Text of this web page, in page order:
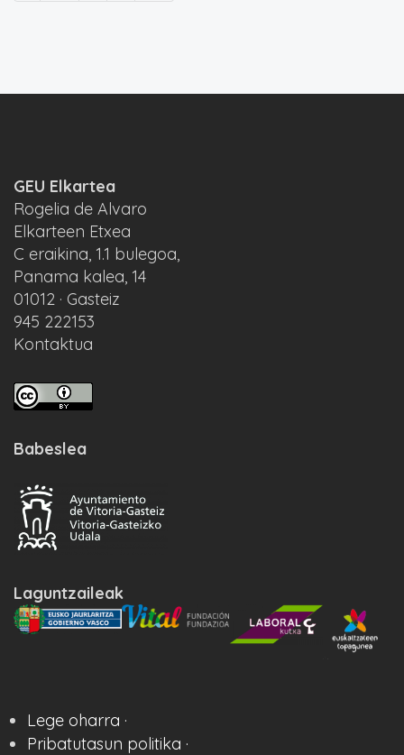
GEU Elkartea
Rogelia de Alvaro
Elkarteen Etxea
C eraikina, 1.1 bulegoa,
Panama kalea, 14
01012 · Gasteiz
945 222153
Kontaktua
Babeslea
Laguntzaileak
Lege oharra ·
Pribatutasun politika ·